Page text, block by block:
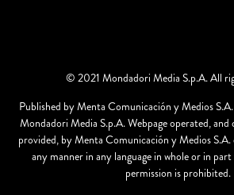
© 2021 Mondadori Media S.p.A. All
Published by Menta Comunicación y Medios
Mondadori Media S.p.A. Webpage operated, and
provided, by Menta Comunicación y Medios
any manner in any language in whole or in
permission is prohibited.